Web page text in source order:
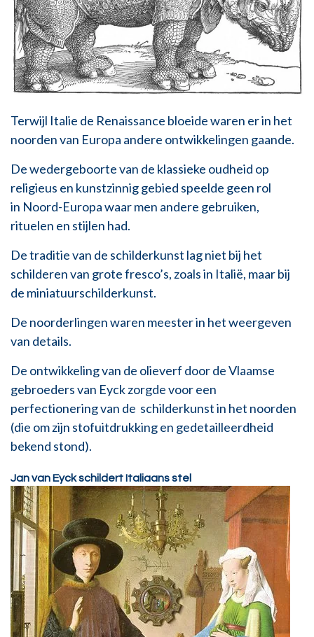
Terwijl Italie de Renaissance bloeide waren er in het
noorden van Europa andere ontwikkelingen gaande.
De wedergeboorte van de klassieke oudheid op
religieus en kunstzinnig gebied speelde geen rol
in Noord-Europa waarmen andere gebruiken,
rituelen en stijlen had.
De traditie van de schilderkunst lag niet bij het
schilderen van grote fresco’s, zoals in Italië, maar bij
de miniatuurschilderkunst.
De noorderlingen waren meester in het weergeven
van details.
De ontwikkeling van de olieverf door de Vlaamse
gebroeders van Eyck zorgde voor een
perfectionering van de schilderkunst in het noorden
(die om zijn stofuitdrukking en gedetailleerdheid
bekend stond).
Jan van Eyck schildert Italiaans stel